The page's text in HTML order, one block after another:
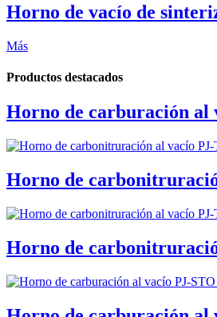
Horno de vacío de
Más
Productos destacados
Horno de carburación al
Horno de
Horno de